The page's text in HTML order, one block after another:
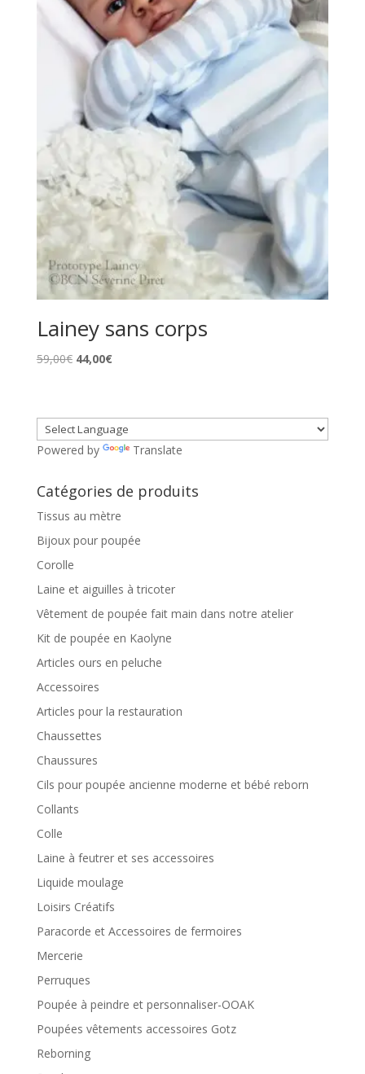
Lainey sans corps
59,00€ Le
était :
59,00€.
44,00€Le
est :
44,00€.
Powered by
Translate
Catégories de produits
Tissus au mètre
Bijoux pour poupée
Corolle
Laine et aiguilles à tricoter
Vêtement de poupée fait main dans notre atelier
Kit de poupée en Kaolyne
Articles ours en peluche
Accessoires
Articles pour la restauration
Chaussettes
Chaussures
Cils pour poupée ancienne moderne et bébé reborn
Collants
Colle
Laine à feutrer et ses accessoires
Liquide moulage
Loisirs Créatifs
Paracorde et Accessoires de fermoires
Mercerie
Perruques
Poupée à peindre et personnaliser-OOAK
Poupées vêtements accessoires Gotz
Reborning